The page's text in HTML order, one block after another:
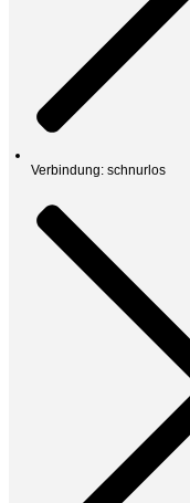
Verbindung: schnurlos